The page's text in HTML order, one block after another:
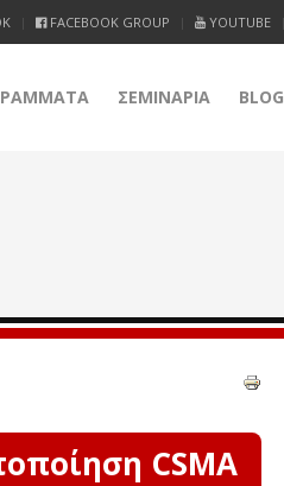
FACEBOOK GROUP YOUTUBE
ΣΕΜΙΝΑΡΙΑ BLOG
CSMA